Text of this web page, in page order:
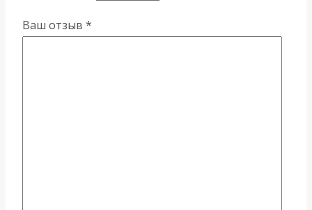
Ваш отзыв *